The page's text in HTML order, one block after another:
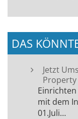
DAS
Jetzt
mit dem
01.Juli…